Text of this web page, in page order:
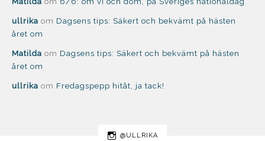
ullrika om Dagsens tips: Säkert och bekvämt på hästen
året om
Matilda om Dagsens tips: Säkert och bekvämt på hästen
året om
ullrika om Fredagspepp hitåt, ja tack!
@ULLRIKA